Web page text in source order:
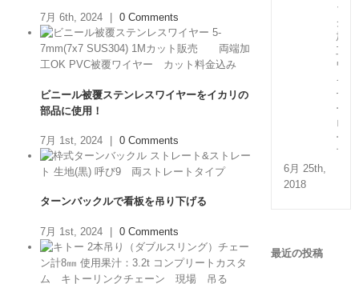
7月 6th, 2024 0 Comments
ビニール被覆ステンレスワイヤーをイカリの
部品に使用！
7月 1st, 2024 0 Comments
ターンバックルで看板を吊り下げる
7月 1st, 2024 | 0 Comments
ッ
ク
加
工
ワ
イ
ヤ
ー
ロ
ー
プ
6月 25th,
2018
最近の投稿